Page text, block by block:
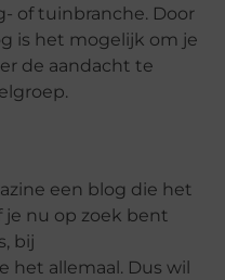
of tuinbranche. Door
is het mogelijk om je
de aandacht te
een blog die het
je nu op zoek bent
bij
het allemaal. Dus wil